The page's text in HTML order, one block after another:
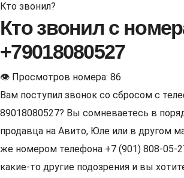
Кто звонил?
Кто звонил с
+79018080527
👁 Просмотров номера: 86
Вам поступил звонок со сбросом с
89018080527? Вы сомневаетесь в
продавца на Авито, Юле или в другом
же номером телефона +7 (901) 808-05-
какие-то другие подозрения и вы